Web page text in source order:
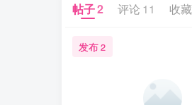
帖子2 评论 11 收藏
发布2